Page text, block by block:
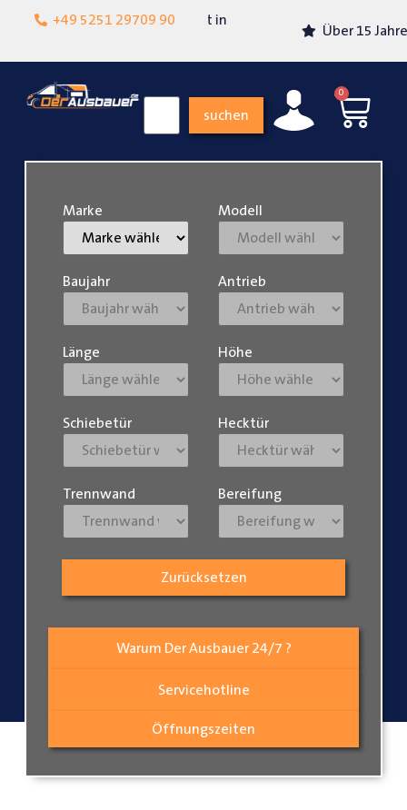
+49 5251 29709 90
Lokalgeschäft in
Über 15 Jahre Erfahrung
suchen
0
Warum Der Ausbauer 24/7 ?
Servicehotline
Öffnungszeiten
Marke Modell
Baujahr Antrieb
Länge Höhe
Schiebetür Hecktür
Trennwand Bereifung
Zurücksetzen